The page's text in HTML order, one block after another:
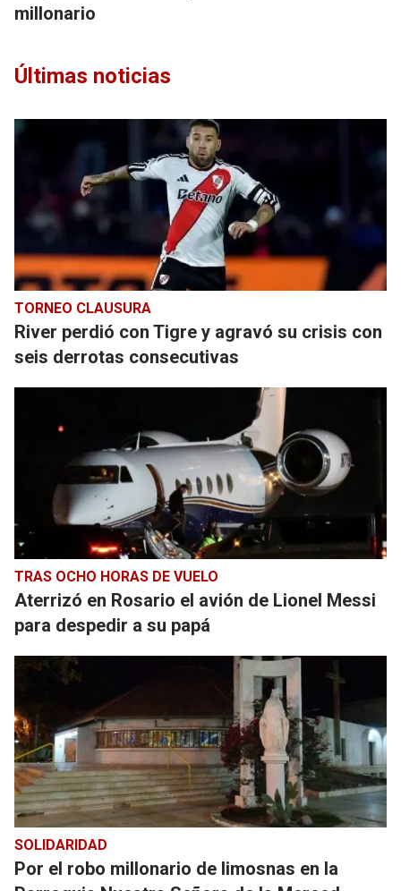
millonario
Últimas noticias
TORNEO CLAUSURA
River perdió con Tigre y agravó su crisis con
seis derrotas consecutivas
TRAS OCHO HORAS DE VUELO
Aterrizó en Rosario el avión de Lionel Messi
para despedir a su papá
SOLIDARIDAD
Por el robo millonario de limosnas en la